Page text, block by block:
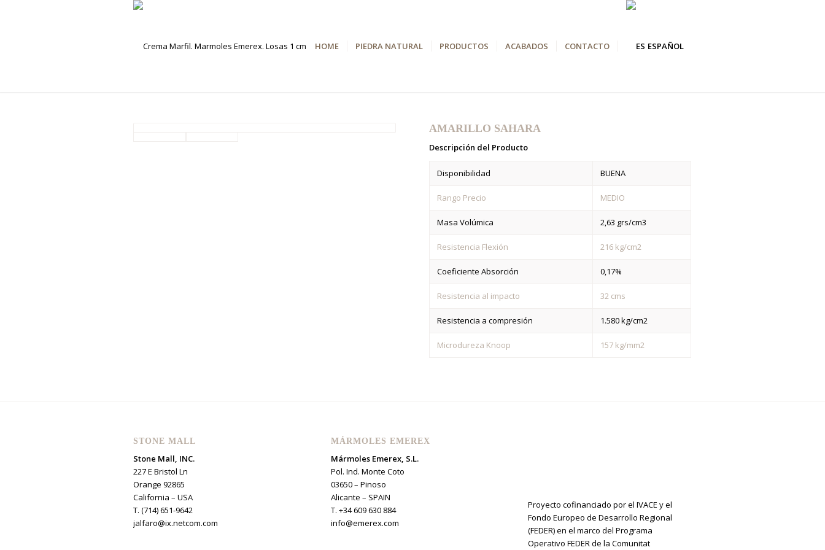
HOME PIEDRA NATURAL PRODUCTOS ACABADOS CONTACTO ESPAÑOL
AMARILLO SAHARA
Descripción del Producto
Disponibilidad BUENA
Rango Precio MEDIO
Masa Volúmica 2,63 grs/cm3
Resistencia Flexión 216 kg/cm2
Coeficiente Absorción 0,17%
Resistencia al impacto 32 cms
Resistencia a compresión 1.580 kg/cm2
Microdureza Knoop 157 kg/mm2
STONE MALL
Stone Mall, INC.
227 E Bristol Ln
Orange 92865
California – USA
T. (714) 651-9642
jalfaro@ix.netcom.com
MÁRMOLES EMEREX
Mármoles Emerex, S.L.
Pol. Ind. Monte Coto
03650 – Pinoso
Alicante – SPAIN
T. +34 609 630 884
info@emerex.com
Proyecto cofinanciado por el IVACE y el
Fondo Europeo de Desarrollo Regional
(FEDER) en el marco del Programa
Operativo FEDER de la Comunitat